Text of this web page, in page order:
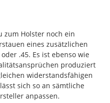
zum Holster noch ein
eines zusätzlichen
.45. Es ist ebenso wie
produziert
widerstandsfähigen
sich so an sämtliche
anpassen.